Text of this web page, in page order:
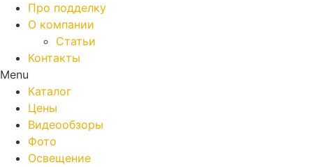
Про подделку
О компании
Статьи
Контакты
Menu
Каталог
Цены
Видеообзоры
Фото
Освещение